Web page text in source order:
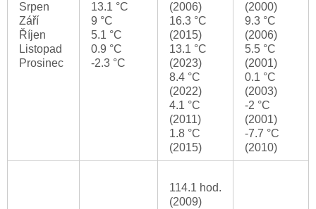
Srpen
Září
Říjen
Listopad
Prosinec
13.1 °C
9 °C
5.1 °C
0.9 °C
-2.3 °C
(2006)
16.3 °C
(2015)
13.1 °C
(2023)
8.4 °C
(2022)
4.1 °C
(2011)
1.8 °C
(2015)
(2000)
9.3 °C
(2006)
5.5 °C
(2001)
0.1 °C
(2003)
-2 °C
(2001)
-7.7 °C
(2010)
114.1 hod.
(2009)